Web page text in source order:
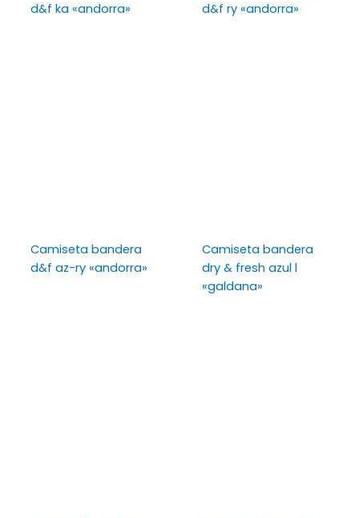
d&f ka «andorra»
d&f ry «andorra»
Camiseta bandera
d&f az-ry «andorra»
Camiseta bandera
dry & fresh azul l
«galdana»